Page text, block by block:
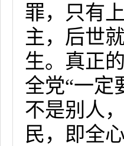
罪，只有
主，后世
生。真正
全党“一定
不是别人
民，即全